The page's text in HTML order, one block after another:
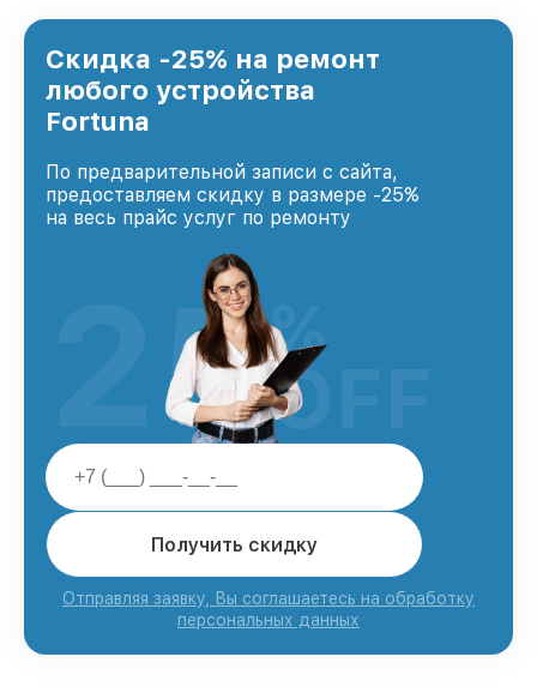
Скидка -25% на ремонт
любого устройства
Fortuna
По предварительной записи с сайта,
предоставляем скидку в размере -25%
на весь прайс услуг по ремонту
Получить скидку
Отправляя заявку, Вы соглашаетесь на обработку
персональных данных
25%
OFF